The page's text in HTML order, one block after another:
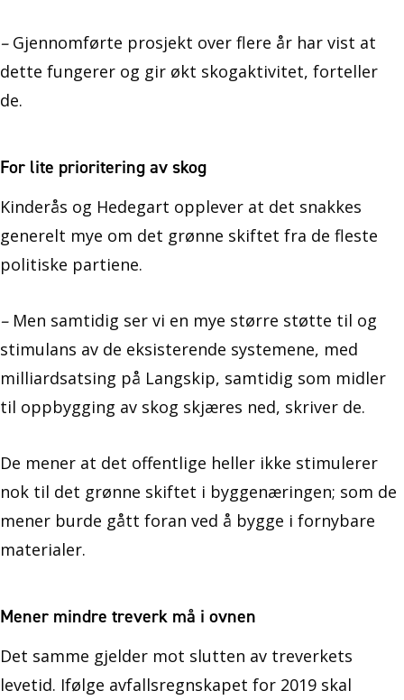
– Gjennomførte prosjekt over flere år har vist at
dette fungerer og gir økt skogaktivitet, forteller
de.
For lite prioritering av skog
Kinderås og Hedegart opplever at det snakkes
generelt mye om det grønne skiftet fra de fleste
politiske partiene.
– Men samtidig ser vi en mye større støtte til og
stimulans av de eksisterende systemene, med
milliardsatsing på Langskip, samtidig som midler
til oppbygging av skog skjæres ned, skriver de.
De mener at det offentlige heller ikke stimulerer
nok til det grønne skiftet i byggenæringen; som de
mener burde gått foran ved å bygge i fornybare
materialer.
Mener mindre treverk må i ovnen
Det samme gjelder mot slutten av treverkets
levetid. Ifølge avfallsregnskapet for 2019 skal